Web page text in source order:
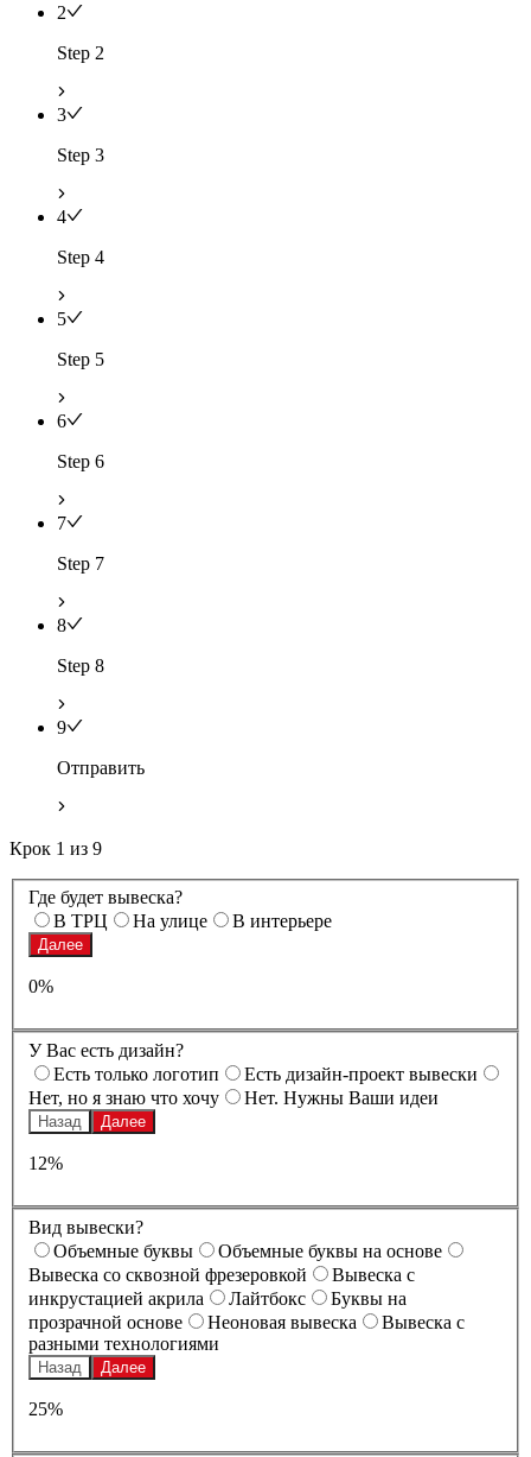
2
Step 2
3
Step 3
4
Step 4
5
Step 5
6
Step 6
7
Step 7
8
Step 8
9
Отправить
Крок 1 из 9
Где будет вывеска?
В ТРЦ
На улице В интерьере
Далее
0%
У Вас есть дизайн?
Есть только логотип
Есть дизайн-проект вывески
Нет, но я знаю что хочу
Нет. Нужны Ваши идеи
Назад Далее
12%
Вид вывески?
Oбъемные буквы
Oбъемные буквы на основе
Вывеска со сквозной фрезеровкой
Вывеска с
инкрустацией акрила
Лайтбокс
Буквы на
прозрачной основе
Неоновая вывеска
Вывеска с
разными технологиями
Назад Далее
25%